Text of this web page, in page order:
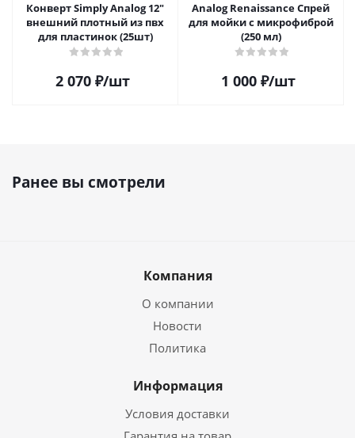
Конверт Simply Analog 12"
внешний плотный из пвх
для пластинок (25шт)
2 070₽/шт
Analog Renaissance Спрей
для мойки с микрофиброй
(250 мл)
1 000₽/шт
Ранее вы смотрели
Компания
О компании
Новости
Политика
Информация
Условия доставки